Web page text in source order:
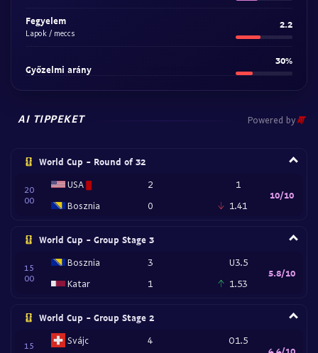
Fegyelem
Lapok / meccs
2.2
Győzelmi arány
30%
AI TIPPEKET Powered by
World Cup - Round of 32
20
00
USA
Bosznia
2
0
1
1.41
10/10
World Cup - Group Stage 3
15
00
Bosznia
Katar
3
1
U3.5
1.53
5.8/10
World Cup - Group Stage 2
15
Svájc
4
O1.5
4.4/10